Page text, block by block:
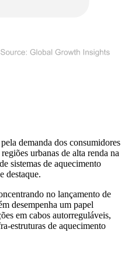
demanda dos consumidores
urbanas de alta renda na
sistemas de aquecimento
destaque.
no lançamento de
desempenha um papel
em cabos autorreguláveis,
estruturas de aquecimento